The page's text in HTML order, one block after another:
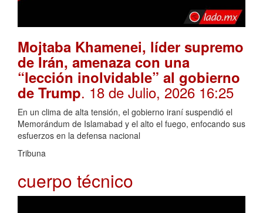
Mojtaba Khamenei, líder supremo
de Irán, amenaza con una
“lección inolvidable” al gobierno
de Trump. 18 de Julio, 2026 16:25
En un clima de alta tensión, el gobierno iraní suspendió el
Memorándum de Islamabad y el alto el fuego, enfocando sus
esfuerzos en la defensa nacional
Tribuna
cuerpo técnico